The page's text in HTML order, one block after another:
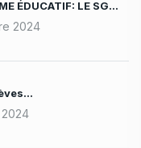
ÉDUCATIF: LE SG…
2024